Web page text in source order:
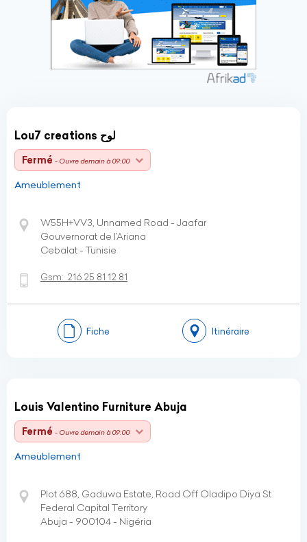
Lou7 creations لوح
Fermé - Ouvre demain à 09:00
Ameublement
W55H+VV3, Unnamed Road - Jaafar
Gouvernorat de l’Ariana
Cebalat - Tunisie
Gsm: 216 25 81 12 81
Fiche Itinéraire
Louis Valentino Furniture Abuja
Fermé - Ouvre demain à 09:00
Ameublement
Plot 688, Gaduwa Estate, Road Off Oladipo Diya St
Federal Capital Territory
Abuja - 900104 - Nigéria